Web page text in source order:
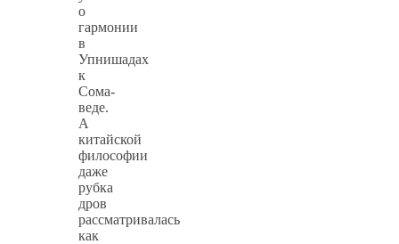
о
гармонии
в
Упнишадах
к
Сома-
веде.
А
китайской
философии
даже
рубка
дров
рассматривалась
как